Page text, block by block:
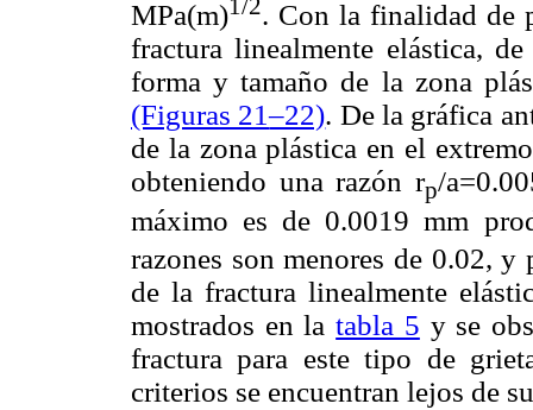
MPa(m)
. Con la finalidad de
fractura linealmente elástica,
forma y tamaño de la zona
(Figuras 21–22). De la gráfica
de la zona plástica en el
obteniendo una razón rp/
máximo es de 0.0019 mm
razones son menores de 0.02,
de la fractura linealmente
mostrados en latabla 5 y se
fractura para este tipo de
criterios se encuentran lejos de